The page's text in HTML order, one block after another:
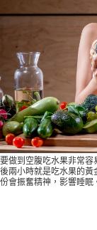
要做到空腹吃水果非常
後兩小時就是吃水果的
份會振奮精神，影響睡眠